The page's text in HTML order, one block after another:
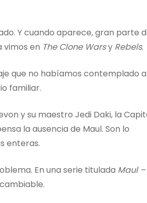
Y cuando aparece, gran parte
vimos en The Clone Warsy Rebels.
que no habíamos contemplado
familiar.
y su maestro Jedi Daki, la
la ausencia de Maul. Son lo
enteras.
En una serie titulada Maul